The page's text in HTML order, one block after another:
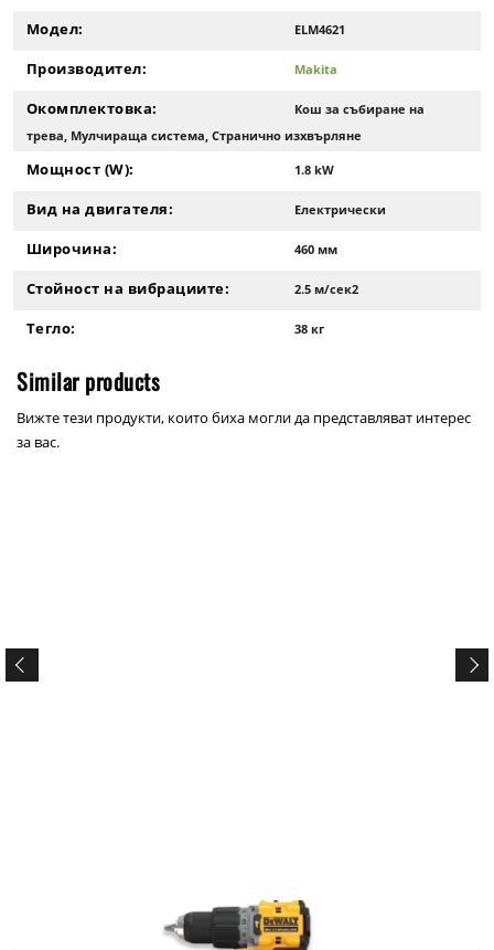
Модел: ELM4621
Производител: Makita
Окомплектовка:
Кош за събиране на
трева, Мулчираща система, Странично изхвърляне
Мощност (W): 1.8 kW
Вид на двигателя: Електрически
Широчина: 460 мм
Стойност на вибрациите: 2.5 м/сек2
Тегло: 38 кг
Similar products
Вижте тези продукти, които биха могли да представляват интерес
за вас.